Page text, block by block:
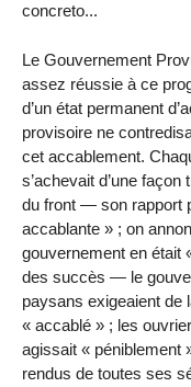
concreto...
Le Gouvernement
assez réussie à ce
d’un état permanent
provisoire ne
cet accablement.
s’achevait d’une
du front — son rapport
accablante » ; on
gouvernement en était
des succès — le
paysans exigeaient
« accablé » ; les
agissait « péniblement
rendus de toutes ses